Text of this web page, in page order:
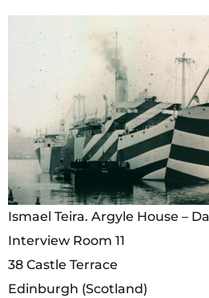
Ismael Teira. Argyle House –
Interview Room 11
38 Castle Terrace
Edinburgh (Scotland)